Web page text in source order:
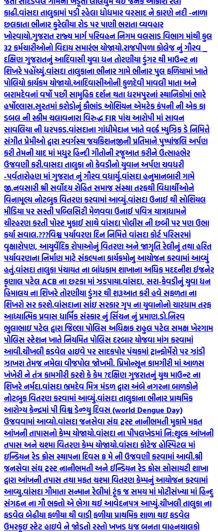
કાઢી.વાંસદા તાલુકામાં પડી રહેલા ધોધમાર વરસાદ ને કારણે નદી -નાળા
છલકાતા ભીનાર કુરેલીયા રોડ પર પાણી ભરાતા વ્યવહાર
ખોરવાયો.ગુજરાત રાજ્ય માર્ગ પરિવહન નિગમ વલસાડ વિભાગ માંથી કુલ
32 કર્મચારીઓનો વિદાય સમારંભ યોજાયો.રાજપીપળા કોલેજ નું ગૌરવ _
દક્ષિણ ગુજરાતનું આદિવાસી યુવા ધન તોરણીયા ડુંગર થી માઉન્ટ ના
શિખરે પહોંચ્યું.વાંસદા તાલુકાના ભીનાર ગામે ભીનાર પુલ ફળિયામાં ખાતે
પોલિયો કાર્યકમ યોજાયો.આદિવાસીઓની કુળદેવી માવલી માતા અને
બરામદેવનાં વર્ષો પછી સામુહિક દર્શન થતા ધરમપુરનાં સ્થાનિકોમાં ભારે
હર્ષોલ્લાસ.સુરતમાં કરોડોનું કૌભાંડ ઓશિયન એમટેક કંપની ની એક કા
ડબલ ની સ્કીમ ચલાવનારા વિરુદ્ધ FIR પાંચ આરોપી માં સાવન
સાવલિયા ની ધરપકડ.વાંસદાના ગાંધીમેદાન ખાતે વર્લ્ડ મ્યુઝિક ડે નિમિત્તે
સંગીત પ્રેમીઓ દ્વારા સ્વર્ગસ્થ જયકિશનજીની પ્રતિમાને પુષ્પાંજલિ અર્પણ
કરી તેમની યાદ માં મધુર હિન્દી ગીતોની રજૂઆત કરીને ઉત્સાહભેર
ઉજવણી કરી.વાસદા તાલુકા નો કેવડીનો યુવાન અર્પણ ચવધરી
-પર્વતારોહણ માં ગુજરાત નું ગૌરવ વધાર્યુ.વાંસદા હનુમાનબારી ગામે
જી.નવસારી શ્રી સર્વોદય રોહિત સમાજ સંસ્થા તરફથી વિદ્યાર્થીઓને
વિનામૂલ્ય નોટબુક વિતરણ કરવામાં આવ્યું.વાંસદા ઉનાઈ થી સોશિયલ
મીડિયા પર સસ્તી પબ્લિસિટી મેળવવા ઉનાઈ પવિત્ર યાત્રાધામને
ચીરહરણ કરતી પોસ્ટ મુકાઈ સાથે વાંસદા પોલીસ ની છબી પર પણ ઉભા
કર્યા સવાલ.???વિશ્વ પર્યાવરણ દિન નિમિત્તે વાંસદા કોર્ટ પરિસરમાં
વૃક્ષારોપણ, આયુર્વેદિક રોપાઓનું વિતરણ અને જાગૃતિ રેલીનું તથા હરિત
પર્યાવરણના નિર્માણ માટે સંકલ્પના કાર્યક્રમોનુ આયોજન કરવામાં આવ્યું
હતું.વાંસદા તાલુકા પંચાયત ના બાંધકામ શાખાના અધિક મદદનીશ ઈજનેર
કૃણાલ પટેલ ACB ના છટકા માં ઝડપાયા.વાંસદા, સરા-કેવડીનું યુવા ધન
હિમાલય ના શિખરે તોરણીયા ડુંગર થી શરૂઆત કરી હવે સફળતા ના
શિખરો સર કરશે.વાંસદાના સાંઇ સરકાર ગૃપ ના યુવાનોનો ચારધામ તરફ
આધ્યાત્મિક પ્રવાસ ધાર્મિક સંસ્કાર નું સિંચન નું પ્રમાણ.ડો.નિરવ
ભુલાભાઇ પટેલ દ્વારા જિલ્લા પોલિસ અધિક્ષક રાહુલ પટેલ સમક્ષ ખેરગામ
પોલિસ સ્ટેશન ખાતે નિયમિત પોલિસ દરબાર યોજવા માંગ કરવામાં
આવી.ચીખલી ફડવેલ હાઇવે પર સાદકપોર પંથકમાં ટ્રાન્ફોર્મેરો પર ઝાંડી
ઝાખરા તેમજ નમેલા વીજપોલ જોખમી. પ્રિમોન્સૂન કામગીરી માં આળસ
ખંખેરી ને તંત્ર કામગીરી કરશે કે કેમ ?દક્ષિણ ગુજરાતનું યુથ માઉન્ટ ના
શિખરે નર્મદા.વાંસદા ભ્રમદેવ મિત્ર મંડળ દ્વારા અંબે નગરના બાળકોને
નોટબુક વિતરણ કરવામાં આવ્યું.વાંસદા તાલુકાના ભીનાર પ્રાથમિક
આરોગ્ય કેન્દ્રમાં પી વિશ્વ ડેન્ગ્યુ દિવસ (world Dengue Day)
ઉજવવામાં આવ્યો.વાંસદા જનસેવા સંઘ ટ્રસ્ટ નાનીભમતી મુકામે મફત
આંખની તાપાસનો કેમ્પ યોજાયો.વાંસદા ના પીપલખેડમાં નિ:શુલ્ક આંખની
તપાસ અને ચશ્મા વિતરણ કેમ્પ યોજાયો.વાંસદા કોટેજ હોસ્પિટલ માં
ઇન્ડિયન રેડ ક્રોસ સ્થાપના દિવસ 8 મે ની ઉજવણી કરવામાં આવી.શ્રી
જનસેવા સંઘ ટ્રસ્ટ નાનીભમતી અને ઈન્ડિયન રેડ ક્રોસ સોસાયટી શાખા
દ્વારા આંખની તપાસ તથા મફત ચશ્મા વિતરણ કેમ્પનું આયોજન કરવામાં
આવ્યુ.વાંસદા ગૌમાતા સન્માન રેલીમાં ટૂંક જ સમય માં મોટીસંખ્યા માં હિન્દુ
સંગઠન ના ગૌ ભક્તો એ ભેગા થઈ આવેદનપત્ર આપ્યું.ચીખલી તાલુકા ના
ફડવેલ બેઢીયા ફળીયા થી વાડી ફળીયા પ્રાથમિક શાળા થઇ ફડવેલ
ઉમરકૂઇ સ્ટેટ હાઇવે ને જોડતો રસ્તો ખખડ ધજ બનતા વાહનચાલકો